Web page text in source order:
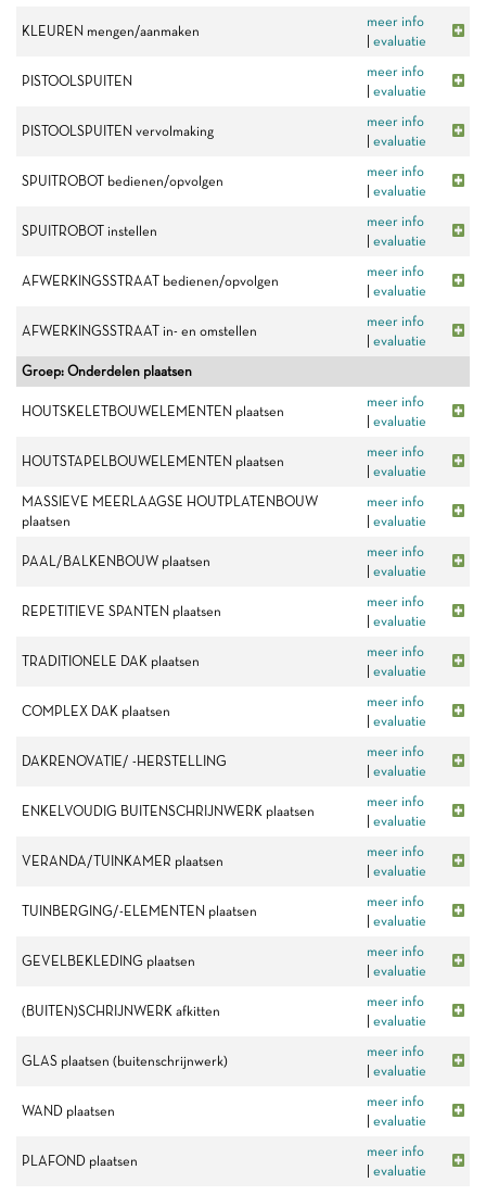
KLEUREN mengen/aanmaken
meer info
evaluatie
PISTOOLSPUITEN
meer info
evaluatie
PISTOOLSPUITEN vervolmaking
meer info
evaluatie
SPUITROBOT bedienen/opvolgen
meer info
evaluatie
SPUITROBOT instellen
meer info
evaluatie
AFWERKINGSSTRAAT bedienen/opvolgen
meer info
evaluatie
AFWERKINGSSTRAAT in- en omstellen
meer info
evaluatie
Groep: Onderdelen plaatsen
HOUTSKELETBOUWELEMENTEN plaatsen
meer info
evaluatie
HOUTSTAPELBOUWELEMENTEN plaatsen
meer info
evaluatie
MASSIEVE MEERLAAGSE HOUTPLATENBOUW
plaatsen
meer info
evaluatie
PAAL/BALKENBOUW plaatsen
meer info
evaluatie
REPETITIEVE SPANTEN plaatsen
meer info
evaluatie
TRADITIONELE DAK plaatsen
meer info
evaluatie
COMPLEX DAK plaatsen
meer info
evaluatie
DAKRENOVATIE/ -HERSTELLING
meer info
evaluatie
ENKELVOUDIG BUITENSCHRIJNWERK plaatsen
meer info
evaluatie
VERANDA/TUINKAMER plaatsen
meer info
evaluatie
TUINBERGING/-ELEMENTEN plaatsen
meer info
evaluatie
GEVELBEKLEDING plaatsen
meer info
evaluatie
(BUITEN)SCHRIJNWERK afkitten
meer info
evaluatie
GLAS plaatsen (buitenschrijnwerk)
meer info
evaluatie
WAND plaatsen
meer info
evaluatie
PLAFOND plaatsen
meer info
evaluatie